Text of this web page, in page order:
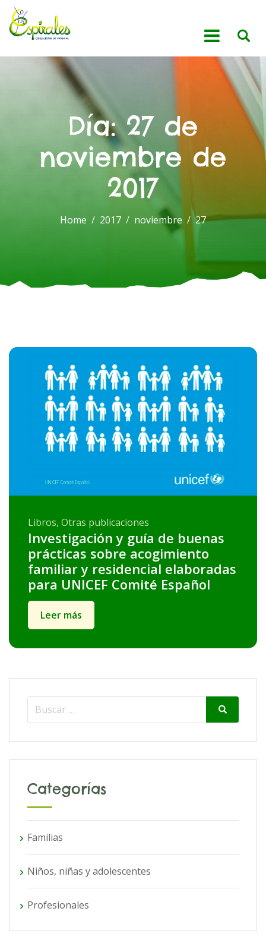
Día: 27 de
noviembre de
2017
Home 2017 noviembre 27
Libros, Otras publicaciones
Investigación y guía de buenas
prácticas sobre acogimiento
familiar y residencial elaboradas
para UNICEF Comité Español
Leer más
Search
Search
Categorías
Familias
Niños, niñas y adolescentes
Profesionales